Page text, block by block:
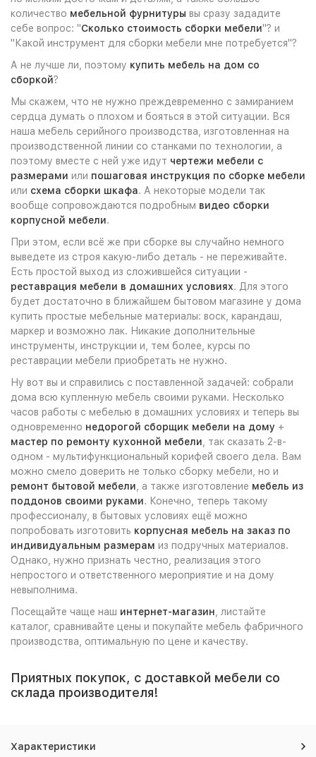
количество мебельной фурнитуры вы сразу зададите
себе вопрос: "Сколько стоимость сборки мебели"? и
"Какой инструмент для сборки мебели мне потребуется"?
А не лучше ли, поэтому купить мебель на дом со
сборкой?
Мы скажем, что не нужно преждевременно с замиранием
сердца думать о плохом и бояться в этой ситуации. Вся
наша мебель серийного производства, изготовленная на
производственной линии со станками по технологии, а
поэтому вместе с ней уже идут чертежи мебели с
размерами или пошаговая инструкция по сборке мебели
или схема сборки шкафа. А некоторые модели так
вообще сопровождаются подробным видео сборки
корпусной мебели.
При этом, если всё же при сборке вы случайно немного
выведете из строя какую-либо деталь - не переживайте.
Есть простой выход из сложившейся ситуации -
реставрация мебели в домашних условиях. Для этого
будет достаточно в ближайшем бытовом магазине у дома
купить простые мебельные материалы: воск, карандаш,
маркер и возможно лак. Никакие дополнительные
инструменты, инструкции и, тем более, курсы по
реставрации мебели приобретать не нужно.
Ну вот вы и справились с поставленной задачей: собрали
дома всю купленную мебель своими руками. Несколько
часов работы с мебелью в домашних условиях и теперь вы
одновременно недорогой сборщик мебели на дому +
мастер по ремонту кухонной мебели , так сказать 2-в-
одном - мультифункциональный корифей своего дела. Вам
можно смело доверить не только сборку мебели, но и
ремонт бытовой мебели , а также изготовление мебель из
поддонов своими руками. Конечно, теперь такому
профессионалу, в бытовых условиях ещё можно
попробовать изготовить корпусная мебель на заказ по
индивидуальным размерам из подручных материалов.
Однако, нужно признать честно, реализация этого
непростого и ответственного мероприятие и на дому
невыполнима.
Посещайте чаще наш интернет-магазин , листайте
каталог, сравнивайте цены и покупайте мебель фабричного
производства, оптимальную по цене и качеству.
Приятных покупок, с доставкой мебели со
склада производителя!
Характеристики